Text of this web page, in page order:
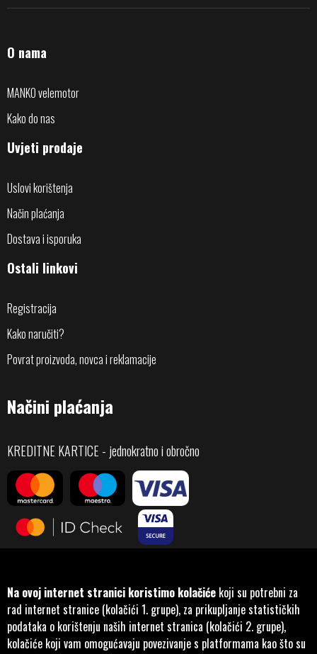
O nama
MANKO velemotor
Kako do nas
Uvjeti prodaje
Uslovi korištenja
Način plaćanja
Dostava i isporuka
Ostali linkovi
Registracija
Kako naručiti?
Povrat proizvoda, novca i reklamacije
Načini plaćanja
KREDITNE KARTICE - jednokratno i obročno
Na ovoj internet stranici koristimo kolačiće koji su potrebni za
rad internet stranice (kolačići 1. grupe), za prikupljanje statističkih
podataka o korištenju naših internet stranica (kolačići 2. grupe),
kolačiće koji vam omogućavaju povezivanje s platformama kao što su